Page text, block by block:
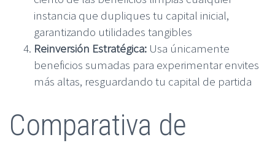
instancia que dupliques tu capital inicial,
garantizando utilidades tangibles
Reinversión Estratégica: Usa únicamente
beneficios sumadas para experimentar envites
más altas, resguardando tu capital de partida
Comparativa de